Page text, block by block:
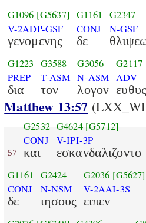
G1096 [G5637]
V-2ADP-GSF
γενομενης
G1161
CONJ
δε
G2347
N-GSF
G1223
PREP
δια
G3588
T-ASM
τον
G3056
N-ASM
λογον
G2117
ADV
ευθυς
Matthew 13:57
57
G2532
CONJ
και
G4624 [G5712]
V-IPI-3P
εσκανδαλιζοντο
G1161
CONJ
δε
G2424
N-NSM
ιησους
G2036 [G5627]
V-2AAI-3S
ειπεν